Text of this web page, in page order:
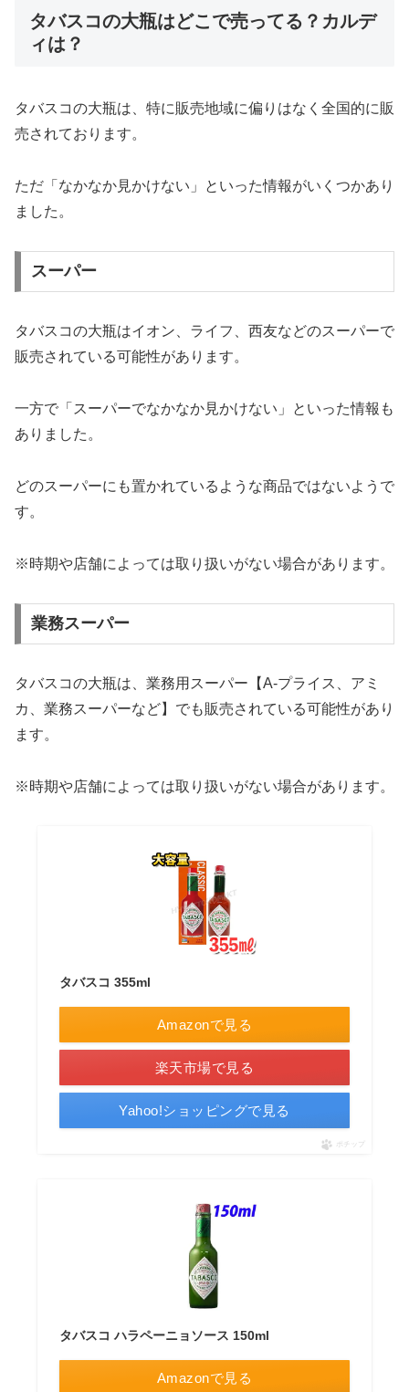
タバスコの大瓶はどこで売ってる？カルデ
ィは？
タバスコの大瓶は、特に販売地域に偏りはなく全国的に販
売されております。
ただ「なかなか見かけない」といった情報がいくつかあり
ました。
スーパー
タバスコの大瓶はイオン、ライフ、西友などのスーパーで
販売されている可能性があります。
一方で「スーパーでなかなか見かけない」といった情報も
ありました。
どのスーパーにも置かれているような商品ではないようで
す。
※時期や店舗によっては取り扱いがない場合があります。
業務スーパー
タバスコの大瓶は、業務用スーパー【A-プライス、アミ
カ、業務スーパーなど】でも販売されている可能性があり
ます。
※時期や店舗によっては取り扱いがない場合があります。
タバスコ 355ml
Amazonで見る
楽天市場で見る
Yahoo!ショッピングで見る
ポチップ
タバスコ ハラペーニョソース 150ml
Amazonで見る